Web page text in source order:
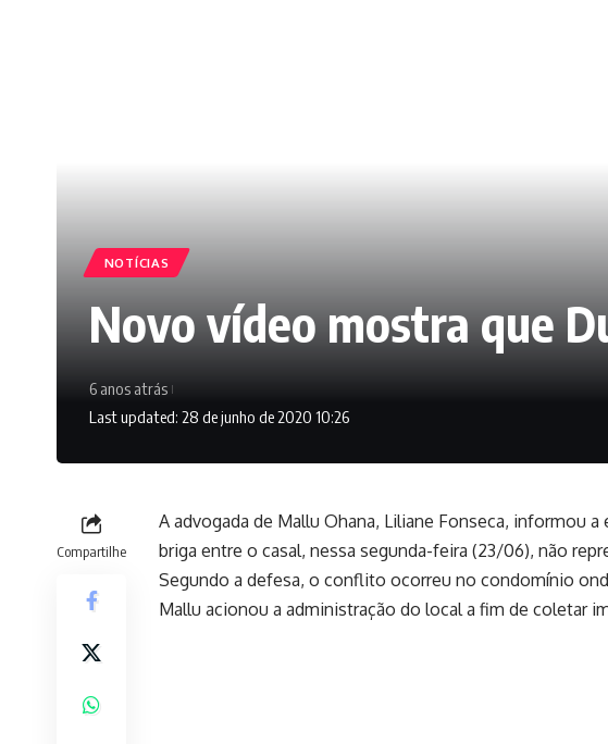
NOTÍCIAS
Novo vídeo mostra que
Last updated: 28 de junho de 2020 10:26
6 anos atrás
Compartilhe
A advogada de Mallu Ohana, Liliane Fonseca, informou
briga entre o casal, nessa segunda-feira (23/06), não
Segundo a defesa, o conflito ocorreu no condomínio
Mallu acionou a administração do local a fim de coletar